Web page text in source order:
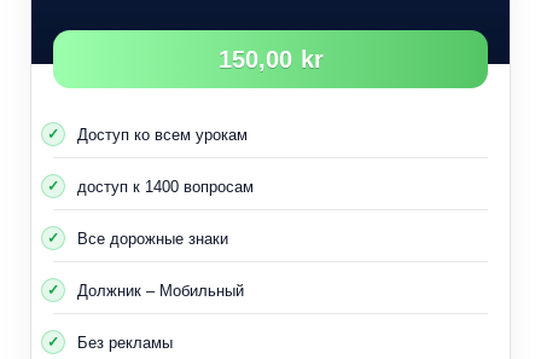
150,00 kr
Доступ ко всем урокам
доступ к 1400 вопросам
Все дорожные знаки
Должник – Мобильный
Без рекламы